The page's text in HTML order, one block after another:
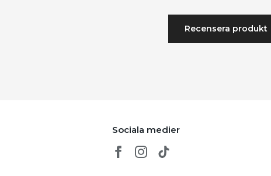
Recensera produkt
Sociala medier